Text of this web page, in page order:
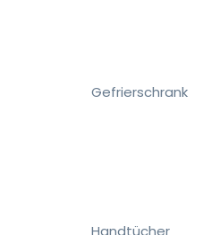
Gefrierschrank
Handtücher